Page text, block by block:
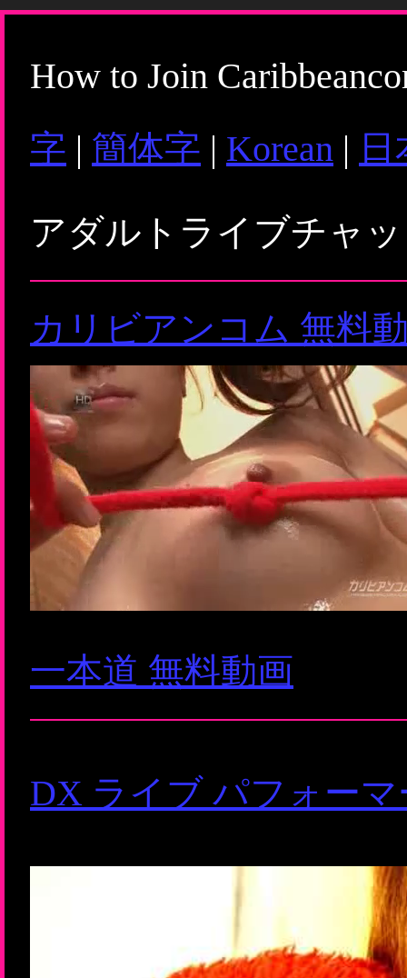
How to Join
字 | 簡体字 | Korean |
アダルトライブチャ
カリビアンコム 無料
一本道 無料動画
DX ライブ パフォー